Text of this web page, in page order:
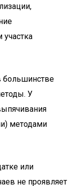
большинстве
У
методами
или
не проявляет